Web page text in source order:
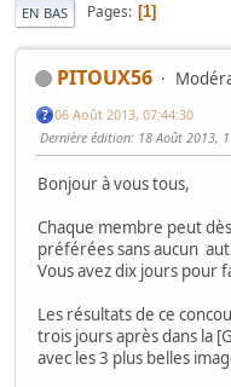
EN BAS Pages 1
PITOUX56
06 Août 2013, 07:44:30
Dernière édition: 18 Août 2013,
Bonjour à vous tous,
Chaque membre peut
préférées sans aucun
Vous avez dix jours pour
Les résultats de ce
trois jours après dans la
avec les 3 plus belles